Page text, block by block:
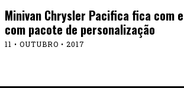
Minivan Chrysler Pacifica fica com
com pacote de personalização
11 • OUTUBRO • 2017